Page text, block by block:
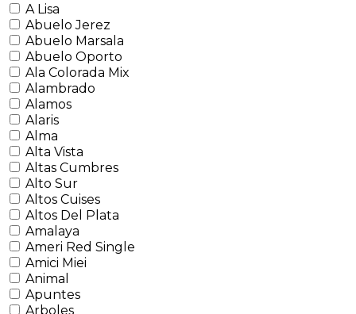
A Lisa
Abuelo Jerez
Abuelo Marsala
Abuelo Oporto
Ala Colorada Mix
Alambrado
Alamos
Alaris
Alma
Alta Vista
Altas Cumbres
Alto Sur
Altos Cuises
Altos Del Plata
Amalaya
Ameri Red Single
Amici Miei
Animal
Apuntes
Arboles